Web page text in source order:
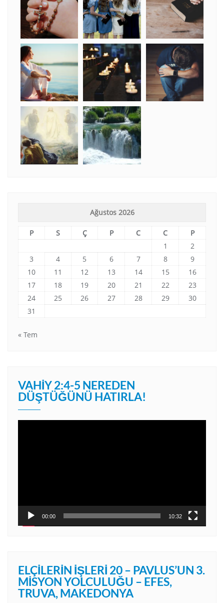
Ağustos 2026
P S Ç P C C
P
1
2
3
4 5 6 7 8
9
10
11 12 13 14 15
16
17
18 19 20 21 22
23
24
25 26 27 28 29
30
31
« Tem
VAHIY 2:4-5 NEREDEN
DÜŞTÜĞÜNÜ HATIRLA!
00:00 10:32
ELÇILERIN İŞLERI 20 – PAVLUS’UN 3.
MISYON YOLCULUĞU – EFES,
TRUVA, MAKEDONYA